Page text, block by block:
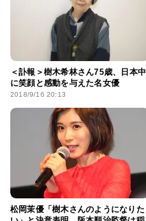
＜訃報＞樹木希林さん75歳、日本中
に笑顔と感動を与えた名女優
2018/9/16 20:13
松岡茉優「樹木さんのようになりた